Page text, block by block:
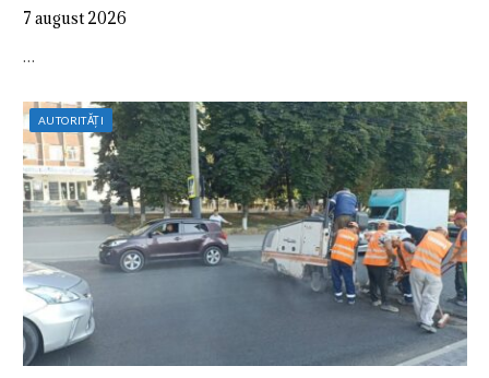
7 august 2026
…
AUTORITĂȚI